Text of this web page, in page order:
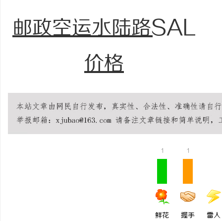
邮政空运水陆路SAL
价格
1
鲜花
1
握手 雷人